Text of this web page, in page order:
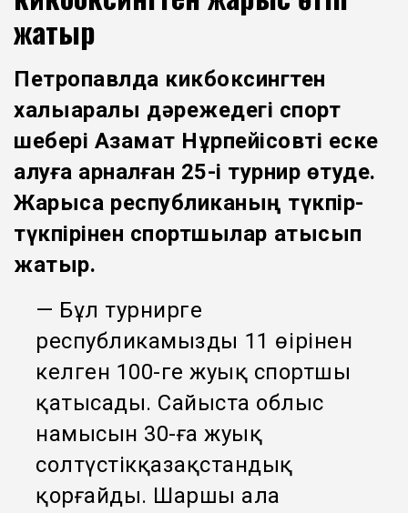
жатыр
Петропавлда кикбоксингтен
халықаралық дәрежедегі спорт
шебері Азамат Нұрпейісовті еске
алуға арналған 25-і турнир өтуде.
Жарысқа республиканың түкпір-
түкпірінен спортшылар қатысып
жатыр.
— Бұл турнирге
республикамыздың 11 өңірінен
келген 100-ге жуық спортшы
қатысады. Сайыста облыс
намысын 30-ға жуық
солтүстікқазақстандық
қорғайды. Шаршы алаң